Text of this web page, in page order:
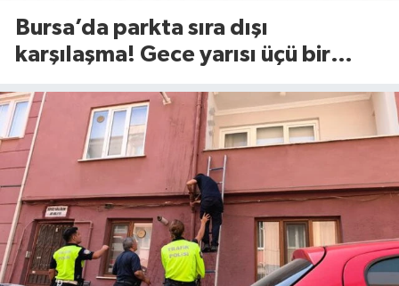
Bursa’da parkta sıra dışı
karşılaşma! Gece yarısı üçü bir